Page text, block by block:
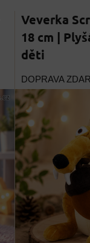
Veverka
18 cm |
děti
DOPRAVA